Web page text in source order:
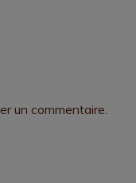
un commentaire.